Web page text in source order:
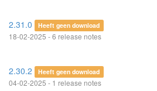
2.31.0 Heeft geen download
18-02-2025 - 6 release notes
2.30.2 Heeft geen download
04-02-2025 - 1 release notes